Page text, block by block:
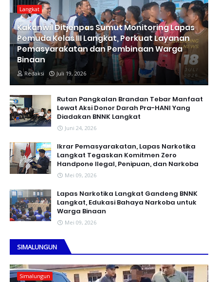
Langkat
Kakanwil Ditjenpas Sumut Monitoring Lapas
Pemuda Kelas III Langkat, Perkuat Layanan
Pemasyarakatan dan Pembinaan Warga
Binaan
Redaksi Juli 19, 2026
Rutan Pangkalan Brandan Tebar Manfaat
Lewat Aksi Donor Darah Pra-HANI Yang
Diadakan BNNK Langkat
Juni 24, 2026
Ikrar Pemasyarakatan, Lapas Narkotika
Langkat Tegaskan Komitmen Zero
Handpone llegal, Penipuan, dan Narkoba
Mei 09, 2026
Lapas Narkotika Langkat Gandeng BNNK
Langkat, Edukasi Bahaya Narkoba untuk
Warga Binaan
Mei 09, 2026
SIMALUNGUN
Simalungun